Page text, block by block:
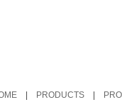
| PRODUCTS|